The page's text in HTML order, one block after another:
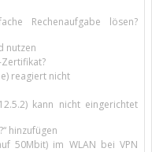
Rechenaufgabe lösen?
nutzen
reagiert nicht
kann nicht eingerichtet
hinzufügen
50Mbit) im WLAN bei VPN